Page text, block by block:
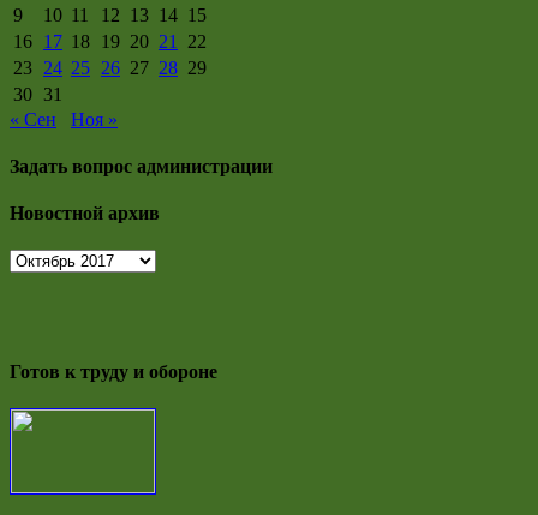
9
10 11 12 13 14 15
16 17 18 19 20 21
22
23 24 25 26 27 28 29
30 31
« Сен
Ноя »
Задать вопрос администрации
Новостной архив
Новостной
Готов к труду и обороне